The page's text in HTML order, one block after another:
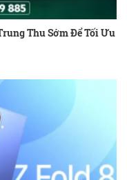
Thu Sớm Để Tối Ưu